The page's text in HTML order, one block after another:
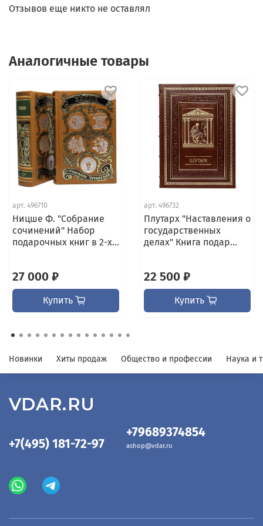
Отзывов еще никто не оставлял
Аналогичные товары
арт. 496710
Ницше Ф. "Собрание
сочинений" Набор
подарочных книг в 2-х...
27 000 ₽
Купить
арт. 496732
Плутарх "Наставления о
государственных
делах" Книга подар...
22 500 ₽
Купить
Новинки Хиты продаж Общество и профессии Наука и
+7(495) 181-72-97
+79689374854
ashop@vdar.ru
VDAR.RU